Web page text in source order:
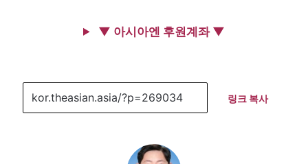
▼ 아시아엔 후원계좌 ▼
링크 복사